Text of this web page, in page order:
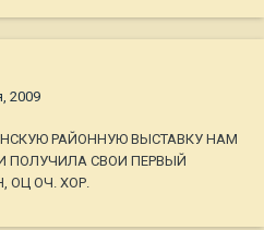
2009
РАЙОННУЮ ВЫСТАВКУ НАМ
ПОЛУЧИЛА СВОИ ПЕРВЫЙ
ОЦ ОЧ. ХОР.